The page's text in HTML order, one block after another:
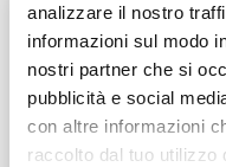
analizzare il nostro
informazioni sul modo
nostri partner che si
pubblicità e social
con altre informazioni
raccolto dal tuo utilizzo